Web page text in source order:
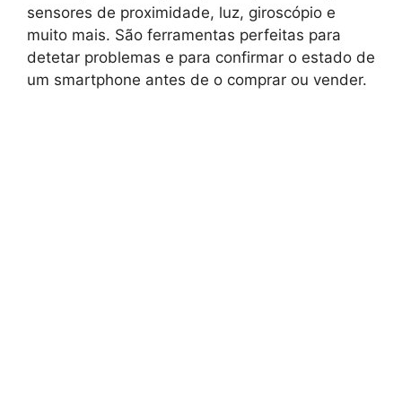
sensores de proximidade, luz, giroscópio e
muito mais. São ferramentas perfeitas para
detetar problemas e para confirmar o estado de
um smartphone antes de o comprar ou vender.